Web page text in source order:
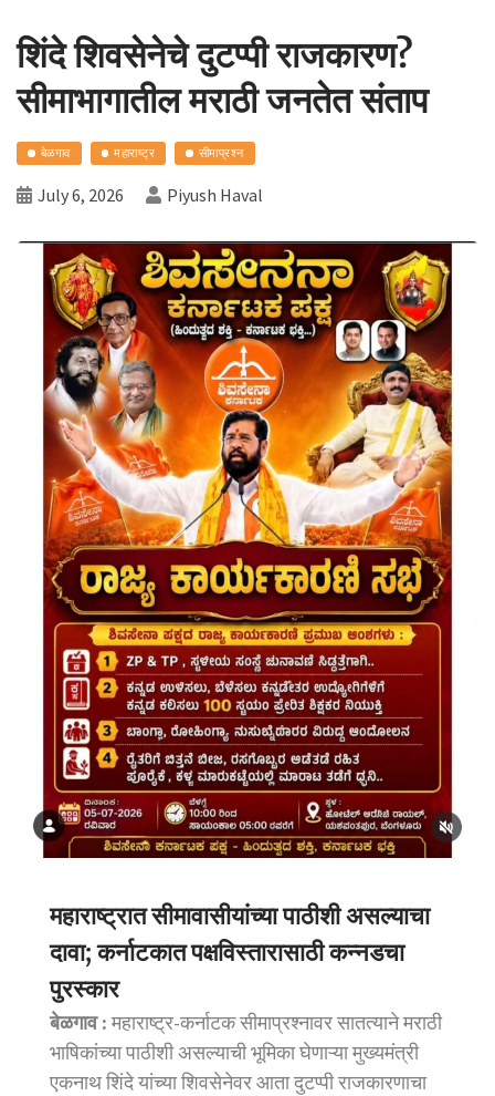
शिंदे शिवसेनेचे दुटप्पी राजकारण?
सीमाभागातील मराठी जनतेत संताप
बेळगाव महाराष्ट्र सीमाप्रश्न
July 6, 2026 Piyush Haval
महाराष्ट्रात सीमावासीयांच्या पाठीशी असल्याचा
दावा; कर्नाटकात पक्षविस्तारासाठी कन्नडचा
पुरस्कार
बेळगाव :महाराष्ट्र-कर्नाटक सीमाप्रश्नावर सातत्याने मराठी
भाषिकांच्या पाठीशी असल्याची भूमिका घेणाऱ्या मुख्यमंत्री
एकनाथ शिंदे यांच्या शिवसेनेवर आता दुटप्पी राजकारणाचा